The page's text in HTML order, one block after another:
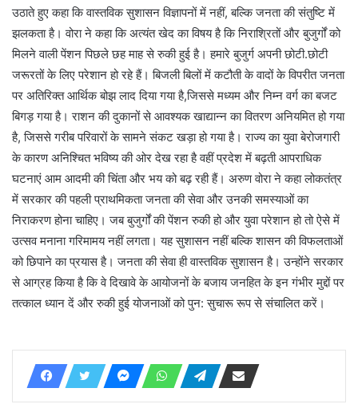
उठाते हुए कहा कि वास्तविक सुशासन विज्ञापनों में नहीं, बल्कि जनता की संतुष्टि में
झलकता है। वोरा ने कहा कि अत्यंत खेद का विषय है कि निराश्रितों और बुजुर्गों को
मिलने वाली पेंशन पिछले छह माह से रुकी हुई है। हमारे बुजुर्ग अपनी छोटी.छोटी
जरूरतों के लिए परेशान हो रहे हैं। बिजली बिलों में कटौती के वादों के विपरीत जनता
पर अतिरिक्त आर्थिक बोझ लाद दिया गया है,जिससे मध्यम और निम्न वर्ग का बजट
बिगड़ गया है। राशन की दुकानों से आवश्यक खाद्यान्न का वितरण अनियमित हो गया
है, जिससे गरीब परिवारों के सामने संकट खड़ा हो गया है। राज्य का युवा बेरोजगारी
के कारण अनिश्चित भविष्य की ओर देख रहा है वहीं प्रदेश में बढ़ती आपराधिक
घटनाएं आम आदमी की चिंता और भय को बढ़ रही हैं। अरुण वोरा ने कहा लोकतंत्र
में सरकार की पहली प्राथमिकता जनता की सेवा और उनकी समस्याओं का
निराकरण होना चाहिए। जब बुजुर्गों की पेंशन रुकी हो और युवा परेशान हो तो ऐसे में
उत्सव मनाना गरिमामय नहीं लगता। यह सुशासन नहीं बल्कि शासन की विफलताओं
को छिपाने का प्रयास है। जनता की सेवा ही वास्तविक सुशासन है। उन्होंने सरकार
से आग्रह किया है कि वे दिखावे के आयोजनों के बजाय जनहित के इन गंभीर मुद्दों पर
तत्काल ध्यान दें और रुकी हुई योजनाओं को पुन: सुचारू रूप से संचालित करें।